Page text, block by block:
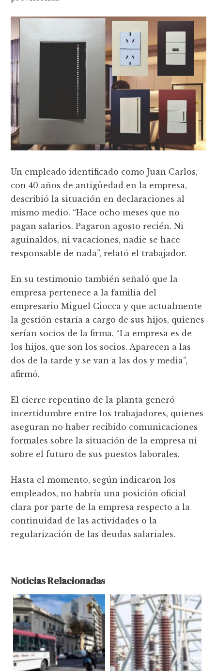
Un empleado identificado como Juan Carlos,
con 40 años de antigüedad en la empresa,
describió la situación en declaraciones al
mismo medio. “Hace ocho meses que no
pagan salarios. Pagaron agosto recién. Ni
aguinaldos, ni vacaciones, nadie se hace
responsable de nada”, relató el trabajador.
En su testimonio también señaló que la
empresa pertenece a la familia del
empresario Miguel Ciocca y que actualmente
la gestión estaría a cargo de sus hijos, quienes
serían socios de la firma. “La empresa es de
los hijos, que son los socios. Aparecen a las
dos de la tarde y se van a las dos y media”,
afirmó.
El cierre repentino de la planta generó
incertidumbre entre los trabajadores, quienes
aseguran no haber recibido comunicaciones
formales sobre la situación de la empresa ni
sobre el futuro de sus puestos laborales.
Hasta el momento, según indicaron los
empleados, no habría una posición oficial
clara por parte de la empresa respecto a la
continuidad de las actividades o la
regularización de las deudas salariales.
Noticias Relacionadas